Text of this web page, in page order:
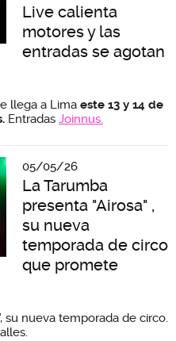
Live calienta
motores y las
entradas se agotan
llega a Lima este 13 y 14 de
. Entradas Joinnus.
05/05/26
La Tarumba
presenta "Airosa" ,
su nueva
temporada de circo
que promete
su nueva temporada de circo.